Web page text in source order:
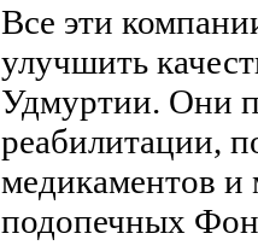
Все эти
улучшить
Удмуртии. Они
реабилитации,
медикаментов и
подопечных